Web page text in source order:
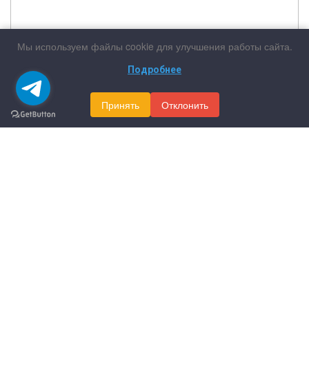
Мы используем файлы cookie для улучшения работы сайта.
Подробнее
Принять Отклонить